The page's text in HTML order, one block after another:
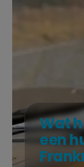
Wat
een